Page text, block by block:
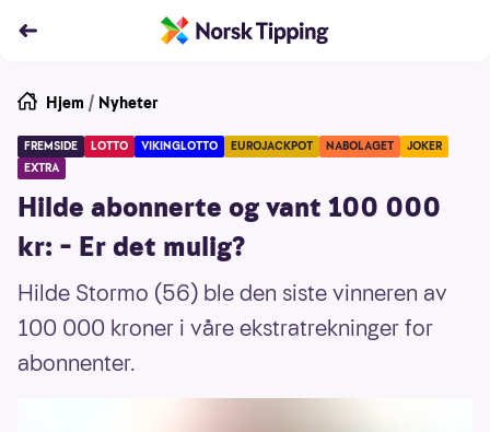
Hjem / Nyheter
FREMSIDE LOTTO VIKINGLOTTO EUROJACKPOT NABOLAGET
JOKER
EXTRA
Hilde abonnerte og vant 100 000
kr: – Er det mulig?
Hilde Stormo (56) ble den siste vinneren av
100 000 kroner i våre ekstratrekninger for
abonnenter.